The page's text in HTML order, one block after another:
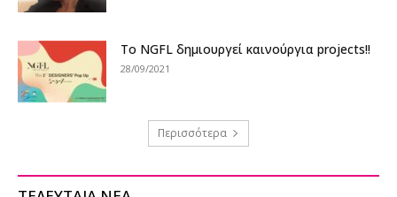
Το NGFL δημιουργεί καινούργια projects!!
28/09/2021
Περισσότερα